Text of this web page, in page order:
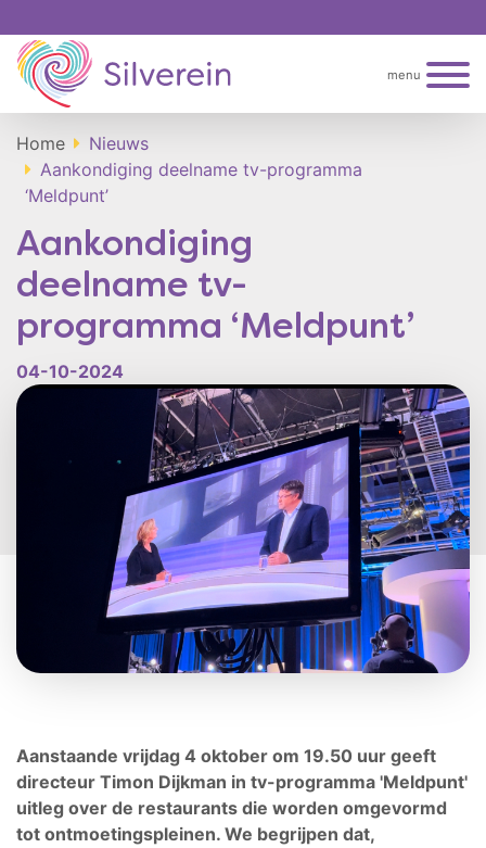
menu
Home
Nieuws
Aankondiging deelname tv-programma
‘Meldpunt’
Aankondiging
deelname tv-
programma ‘Meldpunt’
04-10-2024
Aanstaande vrijdag 4 oktober om 19.50 uur geeft
directeur Timon Dijkman in tv-programma 'Meldpunt'
uitleg over de restaurants die worden omgevormd
tot ontmoetingspleinen. We begrijpen dat,